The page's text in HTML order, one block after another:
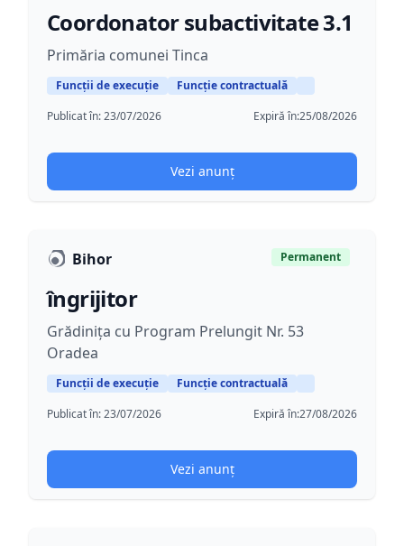
Coordonator subactivitate 3.1
Primăria comunei Tinca
Funcții de execuție
Funcție contractuală
Publicat în:23/07/2026 Expiră în:25/08/2026
Vezi anunț
Bihor Permanent
îngrijitor
Grădinița cu Program Prelungit Nr. 53
Oradea
Funcții de execuție
Funcție contractuală
Publicat în:23/07/2026 Expiră în:27/08/2026
Vezi anunț